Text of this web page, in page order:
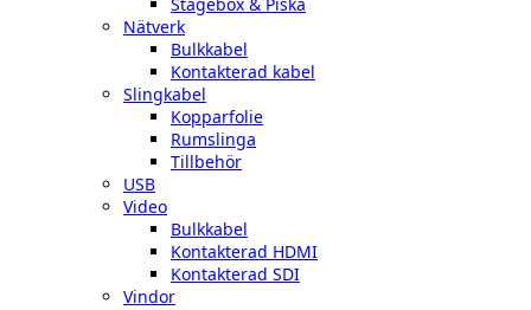
Nätverk
Bulkkabel
Kontakterad kabel
Slingkabel
Kopparfolie
Rumslinga
Tillbehör
USB
Video
Bulkkabel
Kontakterad HDMI
Kontakterad SDI
Vindor